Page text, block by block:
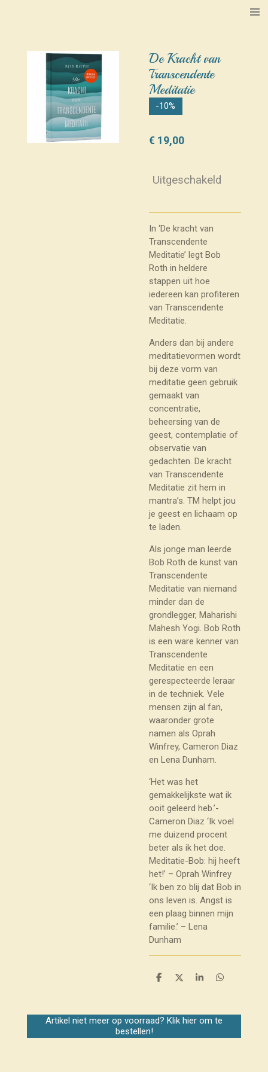
hoofdinhoud
De Kracht van
Transcendente
Meditatie
-10%
€ 19,00
Uitgeschakeld
In ‘De kracht van
Transcendente
Meditatie’ legt Bob
Roth in heldere
stappen uit hoe
iedereen kan profiteren
van Transcendente
Meditatie.
Anders dan bij andere
meditatievormen wordt
bij deze vorm van
meditatie geen gebruik
gemaakt van
concentratie,
beheersing van de
geest, contemplatie of
observatie van
gedachten. De kracht
van Transcendente
Meditatie zit hem in
mantra’s. TM helpt jou
je geest en lichaam op
te laden.
Als jonge man leerde
Bob Roth de kunst van
Transcendente
Meditatie van niemand
minder dan de
grondlegger, Maharishi
Mahesh Yogi. Bob Roth
is een ware kenner van
Transcendente
Meditatie en een
gerespecteerde leraar
in de techniek. Vele
mensen zijn al fan,
waaronder grote
namen als Oprah
Winfrey, Cameron Diaz
en Lena Dunham.
‘Het was het
gemakkelijkste wat ik
ooit geleerd heb.’-
Cameron Diaz ‘Ik voel
me duizend procent
beter als ik het doe.
Meditatie-Bob: hij heeft
het!’ – Oprah Winfrey
‘Ik ben zo blij dat Bob in
ons leven is. Angst is
een plaag binnen mijn
familie.’ – Lena
Dunham
D
n
D
S
e
D
n
Artikel niet meer op voorraad? Klik hier om te
bestellen!